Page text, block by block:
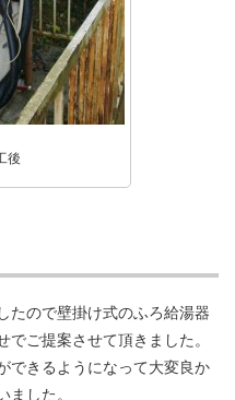
後
たので壁掛け式のふろ給湯器
ご提案させて頂きました。
できるようになって大変良か
ました。